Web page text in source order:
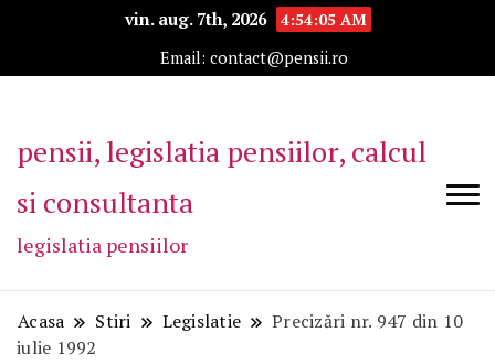
vin. aug. 7th, 2026
4:54:06 AM
Email: contact@pensii.ro
pensii, legislatia pensiilor, calcul
si consultanta
legislatia pensiilor
Acasa Stiri Legislatie
Precizări nr. 947 din 10
iulie 1992